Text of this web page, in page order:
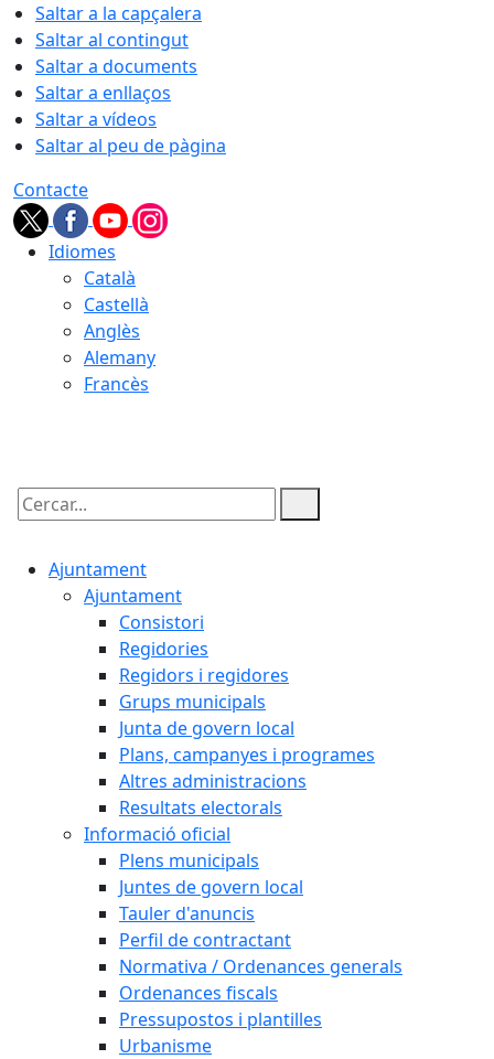
Saltar a la capçalera
Saltar al contingut
Saltar a documents
Saltar a enllaços
Saltar a vídeos
Saltar al peu de pàgina
Contacte
Idiomes
Català
Castellà
Anglès
Alemany
Francès
Cercar:
Ajuntament
Ajuntament
Consistori
Regidories
Regidors i regidores
Grups municipals
Junta de govern local
Plans, campanyes i programes
Altres administracions
Resultats electorals
Informació oficial
Plens municipals
Juntes de govern local
Tauler d'anuncis
Perfil de contractant
Normativa / Ordenances generals
Ordenances fiscals
Pressupostos i plantilles
Urbanisme